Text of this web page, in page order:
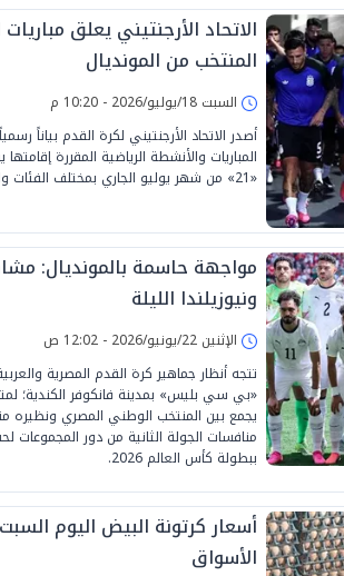
الاتحاد الأرجنتيني يعلق
المنتخب من المونديال
السبت 18/يوليو/2026 - 10:20 م
أصدر الاتحاد الأرجنتيني لكرة القدم بياناً
«21» من شهر يوليو الجاري بمختلف الفئات والدرجات.
مواجهة حاسمة بالمونديال:
ونيوزيلندا الليلة
الإثنين 22/يونيو/2026 - 12:02 ص
تتجه أنظار جماهير كرة القدم المصرية
«بي سي بليس» بمدينة فانكوفر الكندية؛
يجمع بين المنتخب الوطني المصري ونظيره
منافسات الجولة الثانية من دور المجموعات
ببطولة كأس العالم 2026.
الأسواق